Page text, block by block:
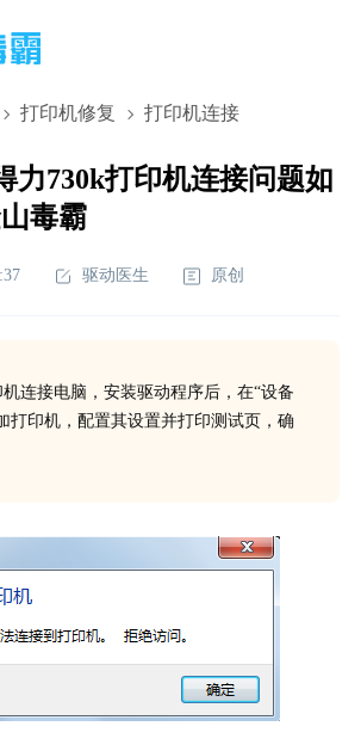
打印机修复 打印机连接
力730k打印机连接问题如
毒霸
驱动医生 原创
连接电脑，安装驱动程序后，在“设备
打印机，配置其设置并打印测试页，确